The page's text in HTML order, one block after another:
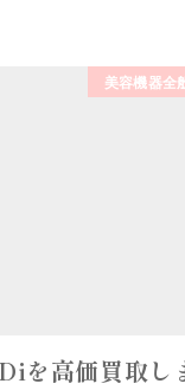
美容機器全
を高価買取し